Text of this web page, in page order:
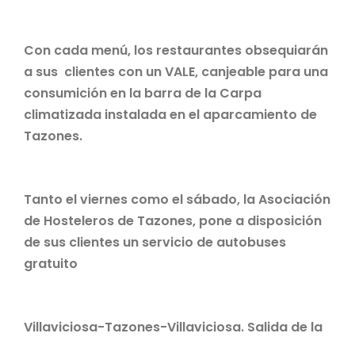
Con cada menú, los restaurantes obsequiarán
a sus clientes con un VALE, canjeable para una
consumición en la barra de la Carpa
climatizada instalada en el aparcamiento de
Tazones.
Tanto el viernes como el sábado, la Asociación
de Hosteleros de Tazones, pone a disposición
de sus clientes un servicio de autobuses
gratuito
Villaviciosa-Tazones-Villaviciosa. Salida de la